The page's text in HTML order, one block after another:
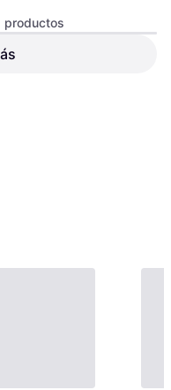
productos